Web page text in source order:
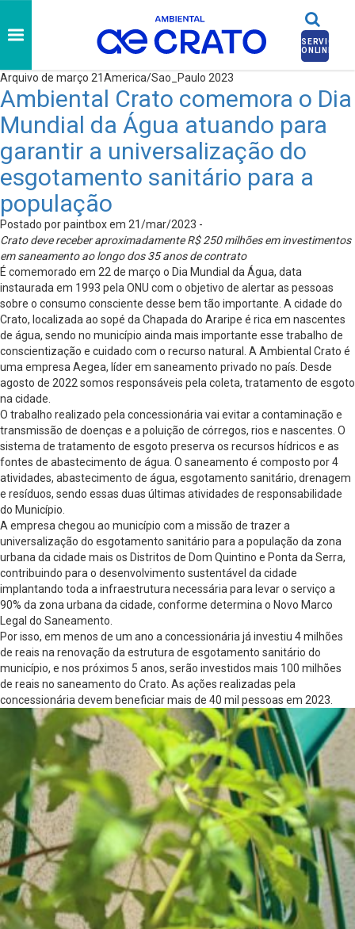
SERVIÇOS
ONLINE
Arquivo de março 21America/Sao_Paulo 2023
Ambiental Crato comemora o Dia
Mundial da Água atuando para
garantir a universalização do
esgotamento sanitário para a
população
Postado por paintbox em 21/mar/2023 -
Crato deve receber aproximadamente R$ 250 milhões em investimentos
em saneamento ao longo dos 35 anos de contrato
É comemorado em 22 de março o Dia Mundial da Água, data
instaurada em 1993 pela ONU com o objetivo de alertar as pessoas
sobre o consumo consciente desse bem tão importante. A cidade do
Crato, localizada ao sopé da Chapada do Araripe é rica em nascentes
de água, sendo no município ainda mais importante esse trabalho de
conscientização e cuidado com o recurso natural. A Ambiental Crato é
uma empresa Aegea, líder em saneamento privado no país. Desde
agosto de 2022 somos responsáveis pela coleta, tratamento de esgoto
na cidade.
O trabalho realizado pela concessionária vai evitar a contaminação e
transmissão de doenças e a poluição de córregos, rios e nascentes. O
sistema de tratamento de esgoto preserva os recursos hídricos e as
fontes de abastecimento de água. O saneamento é composto por 4
atividades, abastecimento de água, esgotamento sanitário, drenagem
e resíduos, sendo essas duas últimas atividades de responsabilidade
do Município.
A empresa chegou ao município com a missão de trazer a
universalização do esgotamento sanitário para a população da zona
urbana da cidade mais os Distritos de Dom Quintino e Ponta da Serra,
contribuindo para o desenvolvimento sustentável da cidade
implantando toda a infraestrutura necessária para levar o serviço a
90% da zona urbana da cidade, conforme determina o Novo Marco
Legal do Saneamento.
Por isso, em menos de um ano a concessionária já investiu 4 milhões
de reais na renovação da estrutura de esgotamento sanitário do
município, e nos próximos 5 anos, serão investidos mais 100 milhões
de reais no saneamento do Crato. As ações realizadas pela
concessionária devem beneficiar mais de 40 mil pessoas em 2023.